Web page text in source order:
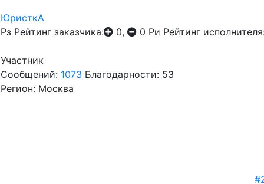
ЮристкА
Рз Рейтинг заказчика: 0, 0 Ри Рейтинг
Участник
Сообщений: 1073 Благодарности: 53
Регион: Москва